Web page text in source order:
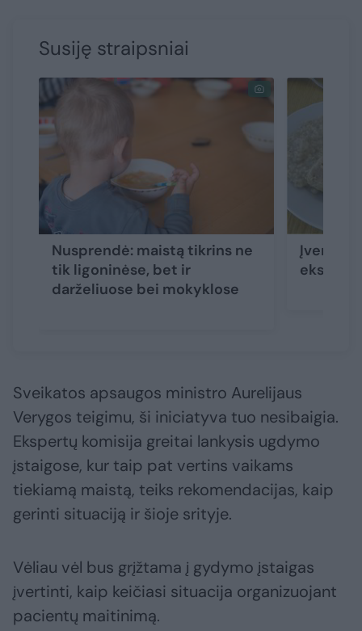
Susiję straipsniai
Nusprendė: maistą tikrins ne
tik ligoninėse, bet ir
darželiuose bei mokyklose
Įvertino
Sveikatos apsaugos ministro Aurelijaus
Verygos teigimu, ši iniciatyva tuo nesibaigia.
Ekspertų komisija greitai lankysis ugdymo
įstaigose, kur taip pat vertins vaikams
tiekiamą maistą, teiks rekomendacijas, kaip
gerinti situaciją ir šioje srityje.
Vėliau vėl bus grįžtama į gydymo įstaigas
įvertinti, kaip keičiasi situacija organizuojant
pacientų maitinimą.